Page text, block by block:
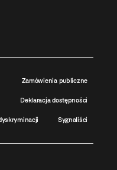
Zamówienia publiczne
Deklaracja dostępności
Sygnaliści